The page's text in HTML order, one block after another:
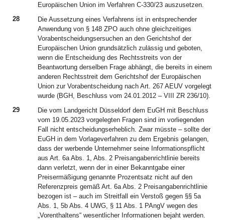
Europäischen Union im Verfahren C-330/23 auszusetzen.
28
Die Aussetzung eines Verfahrens ist in entsprechender
Anwendung von § 148 ZPO auch ohne gleichzeitiges
Vorabentscheidungsersuchen an den Gerichtshof der
Europäischen Union grundsätzlich zulässig und geboten,
wenn die Entscheidung des Rechtsstreits von der
Beantwortung derselben Frage abhängt, die bereits in einem
anderen Rechtsstreit dem Gerichtshof der Europäischen
Union zur Vorabentscheidung nach Art. 267 AEUV vorgelegt
wurde (BGH, Beschluss vom 24.01.2012 – VIII ZR 236/10).
29
Die vom Landgericht Düsseldorf dem EuGH mit Beschluss
vom 19.05.2023 vorgelegten Fragen sind im vorliegenden
Fall nicht entscheidungserheblich. Zwar müsste – sollte der
EuGH in dem Vorlageverfahren zu dem Ergebnis gelangen,
dass der werbende Unternehmer seine Informationspflicht
aus Art. 6a Abs. 1, Abs. 2 Preisangabenrichtlinie bereits
dann verletzt, wenn der in einer Bekanntgabe einer
Preisermäßigung genannte Prozentsatz nicht auf den
Referenzpreis gemäß Art. 6a Abs. 2 Preisangabenrichtlinie
bezogen ist – auch im Streitfall ein Verstoß gegen §§ 5a
Abs. 1, 5b Abs. 4 UWG, § 11 Abs. 1 PAngV wegen des
„Vorenthaltens“ wesentlicher Informationen bejaht werden.